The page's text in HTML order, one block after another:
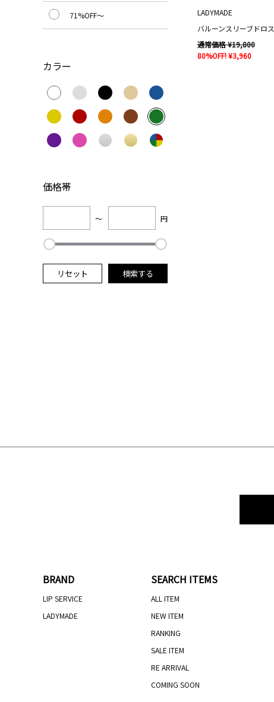
LADYMADE
バルーンスリーブドロ
通常価格 ¥19,800
80%OFF! ¥3,960
71%OFF～
カラー
価格帯
～ 円
リセット 検索する
BRAND
LIP SERVICE
LADYMADE
SEARCH ITEMS
ALL ITEM
NEW ITEM
RANKING
SALE ITEM
RE ARRIVAL
COMING SOON